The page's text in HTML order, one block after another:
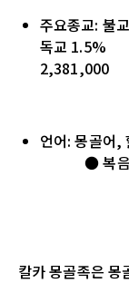
주요종교: 불
독교
2,381,000
언어:
● 복음
칼카 몽골족은 몽